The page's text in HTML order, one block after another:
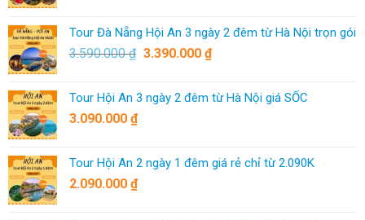
Tour Đà Nẵng Hội An 3 ngày 2 đêm từ Hà Nội trọn gói
3.590.000₫ 3.390.000 ₫
Tour Hội An 3 ngày 2 đêm từ Hà Nội giá SỐC
3.090.000 ₫
Tour Hội An 2 ngày 1 đêm giá rẻ chỉ từ 2.090K
2.090.000 ₫